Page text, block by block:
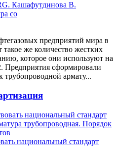
Кашафутдинова В.
со
предприятий мира в
такое же количество жестких
которое они используют на
Предприятия сформировали
трубопроводной армату...
национальный стандарт